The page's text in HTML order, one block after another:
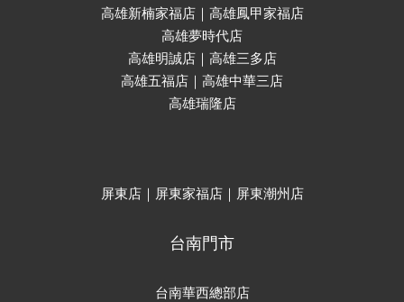
高雄新楠家福店｜高雄鳳甲家福店
高雄夢時代店
高雄明誠店｜高雄三多店
高雄五福店｜高雄中華三店
高雄瑞隆店
屏東店｜屏東家福店｜屏東潮州店
台南門市
台南華西總部店